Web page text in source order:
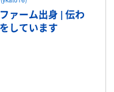
ァーム出身 | 伝わ
しています